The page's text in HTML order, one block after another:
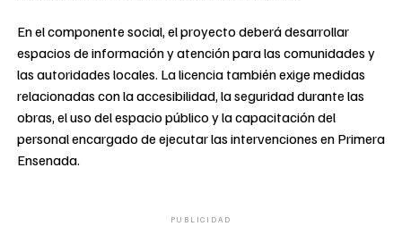
En el componente social, el proyecto deberá desarrollar
espacios de información y atención para las comunidades y
las autoridades locales. La licencia también exige medidas
relacionadas con la accesibilidad, la seguridad durante las
obras, el uso del espacio público y la capacitación del
personal encargado de ejecutar las intervenciones en Primera
Ensenada.
PUBLICIDAD